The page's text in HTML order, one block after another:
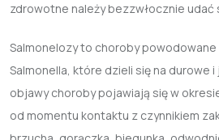
zdrowotne należy bezzwłocznie udać
Salmonelozy to choroby powodowane
Salmonella, które dzieli się na durowe
objawy choroby pojawiają się w
od momentu kontaktu z czynnikiem